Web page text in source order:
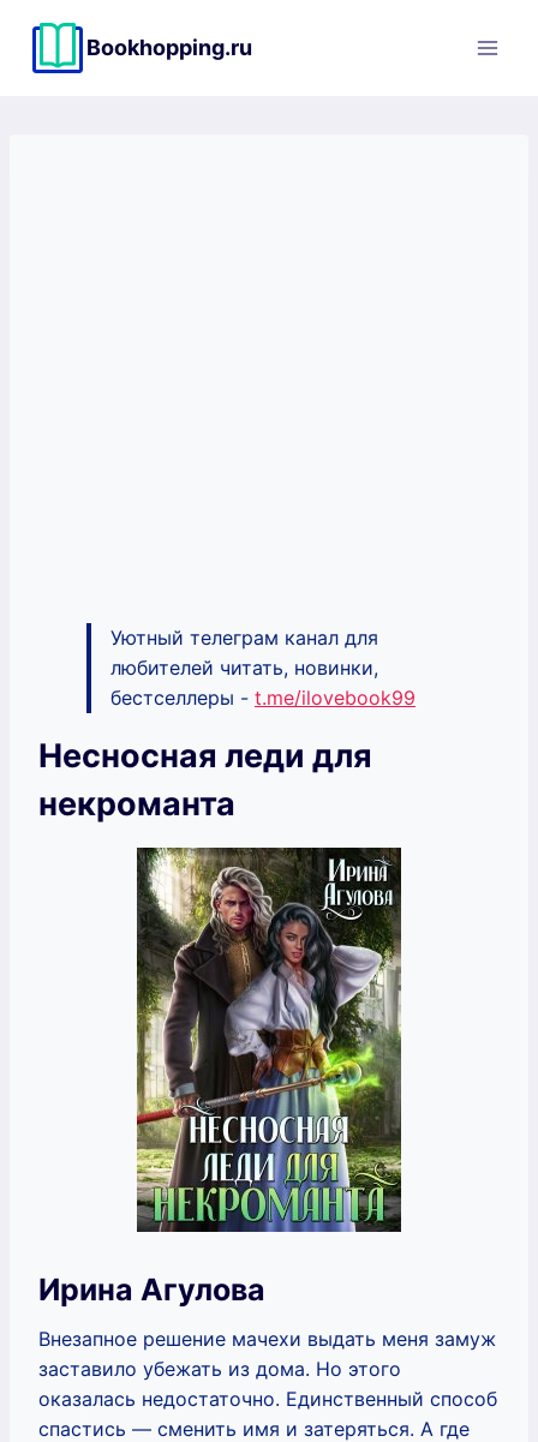
содержимому
Bookhopping.ru
Уютный телеграм канал для
любителей читать, новинки,
бестселлеры - t.me/ilovebook99
Несносная леди для
некроманта
Ирина Агулова
Внезапное решение мачехи выдать меня замуж
заставило убежать из дома. Но этого
оказалась недостаточно. Единственный способ
спастись — сменить имя и затеряться. А где